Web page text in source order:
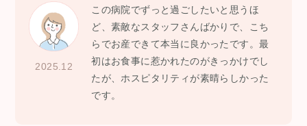
2025.12
この病院でずっと過ごしたいと思うほ
ど、素敵なスタッフさんばかりで、こち
らでお産できて本当に良かったです。最
初はお食事に惹かれたのがきっかけでし
たが、ホスピタリティが素晴らしかった
です。